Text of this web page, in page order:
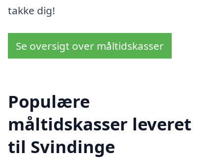
takke dig!
Se oversigt over måltidskasser
Populære
måltidskasser leveret
til Svindinge